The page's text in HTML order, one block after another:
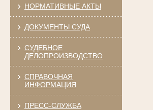
НОРМАТИВНЫЕ АКТЫ
ДОКУМЕНТЫ СУДА
СУДЕБНОЕ
ДЕЛОПРОИЗВОДСТВО
СПРАВОЧНАЯ
ИНФОРМАЦИЯ
ПРЕСС-СЛУЖБА